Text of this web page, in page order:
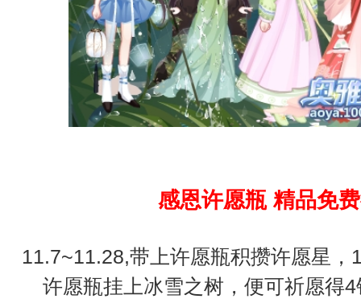
感恩许愿瓶 精品免
11.7~11.28,带上许愿瓶积攒许愿星，
许愿瓶挂上冰雪之树，便可祈愿得